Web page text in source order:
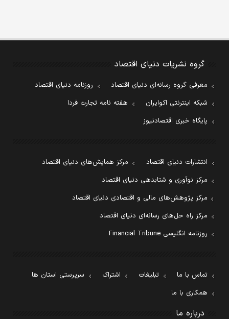
گروه نشریات دنیای اقتصاد
معرفی گروه رسانه‌ای دنیای اقتصاد
روزنامه دنیای اقتصاد
شبکه اینترنتی اکوایران
هفته نامه تجارت فردا
پایگاه خبری اقتصادنیوز
انتشارات دنیای اقتصاد
مرکز همایش‌های دنیای اقتصاد
مرکز نوآوری و شتابدهی دنیای اقتصاد
مرکز پژوهش‌های مالی و اقتصادی دنیای اقتصاد
مرکز راه حل‌های رسانه‌ای دنیای اقتصاد
روزنامه انگلیسی Financial Tribune
تماس با ما تبلیغات اشتراک
سرپرستی استان ها
همکاری با ما
درباره ما